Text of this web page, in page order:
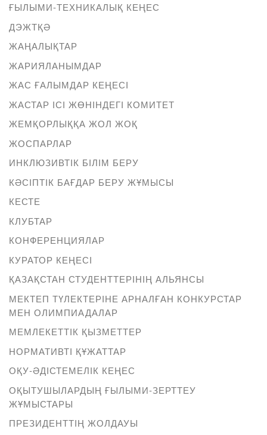
ҒЫЛЫМИ-ТЕХНИКАЛЫҚ КЕҢЕС
ДЭЖТҚӘ
ЖАҢАЛЫҚТАР
ЖАРИЯЛАНЫМДАР
ЖАС ҒАЛЫМДАР КЕҢЕСІ
ЖАСТАР ІСІ ЖӨНІНДЕГІ КОМИТЕТ
ЖЕМҚОРЛЫҚҚА ЖОЛ ЖОҚ
ЖОСПАРЛАР
ИНКЛЮЗИВТІК БІЛІМ БЕРУ
КӘСІПТІК БАҒДАР БЕРУ ЖҰМЫСЫ
КЕСТЕ
КЛУБТАР
КОНФЕРЕНЦИЯЛАР
КУРАТОР КЕҢЕСІ
ҚАЗАҚСТАН СТУДЕНТТЕРІНІҢ АЛЬЯНСЫ
МЕКТЕП ТҮЛЕКТЕРІНЕ АРНАЛҒАН КОНКУРСТАР
МЕН ОЛИМПИАДАЛАР
МЕМЛЕКЕТТІК ҚЫЗМЕТТЕР
НОРМАТИВТІ ҚҰЖАТТАР
ОҚУ-ӘДІСТЕМЕЛІК КЕҢЕС
ОҚЫТУШЫЛАРДЫҢ ҒЫЛЫМИ-ЗЕРТТЕУ
ЖҰМЫСТАРЫ
ПРЕЗИДЕНТТІҢ ЖОЛДАУЫ